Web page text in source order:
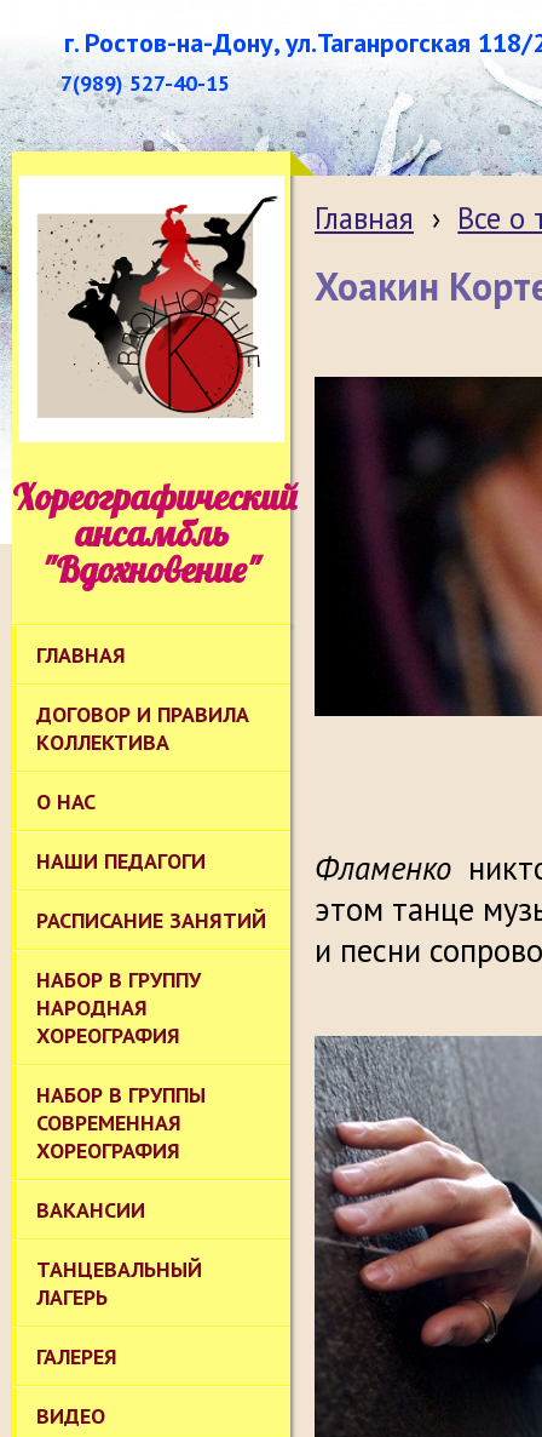
г. Ростов-на-Дону, ул.Таганрогская 118/
7(989) 527-40-15
Хореографический
ансамбль
"Вдохновение"
ГЛАВНАЯ
ДОГОВОР И ПРАВИЛА
КОЛЛЕКТИВА
О НАС
НАШИ ПЕДАГОГИ
РАСПИСАНИЕ ЗАНЯТИЙ
НАБОР В ГРУППУ
НАРОДНАЯ
ХОРЕОГРАФИЯ
НАБОР В ГРУППЫ
СОВРЕМЕННАЯ
ХОРЕОГРАФИЯ
ВАКАНСИИ
ТАНЦЕВАЛЬНЫЙ
ЛАГЕРЬ
ГАЛЕРЕЯ
ВИДЕО
Главная › Все о
Хоакин
Фламенко
этом танце
и песни